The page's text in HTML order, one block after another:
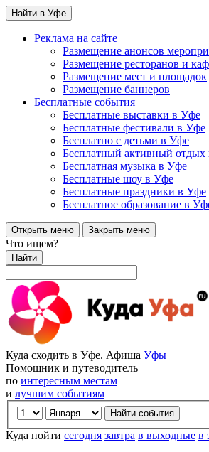
Найти в Уфе
Реклама на сайте
Размещение анонсов
Размещение ресторанов и
Размещение мест и площадок
Размещение баннеров
Бесплатные события
Бесплатные выставки в Уфе
Бесплатные фестивали в Уфе
Бесплатно с детьми в Уфе
Бесплатный активный
Бесплатная музыка в Уфе
Бесплатные шоу в Уфе
Бесплатные праздники в Уфе
Бесплатное образование в
Открыть меню Закрыть меню
Что ищем?
Найти
Куда сходить в Уфе. Афиша Уфы
Помощник и путеводитель
по интересным местам
и лучшим событиям
Куда пойти сегодня завтра в выходные в